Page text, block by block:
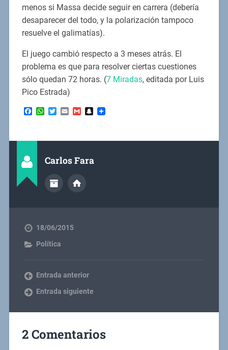
menos si Massa decide seguir en carrera (debería
desaparecer del todo, y la polarización tampoco
resuelve el galimatías).
El juego cambió respecto a 3 meses atrás. El
problema es que para resolver ciertas cuestiones
sólo quedan 72 horas. (7 Miradas, editada por Luis
Pico Estrada)
Facebook
WhatsApp
Twitter
EmailGmailSnapchat
Carlos Fara
18/06/2015
Política
Entrada anterior
Entrada siguiente
2 Comentarios